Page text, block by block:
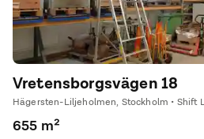
Vretensborgsvägen 18
Hägersten-Liljeholmen, Stockholm • Shift
655 m²